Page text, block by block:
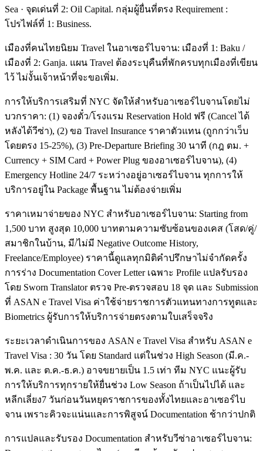
Sea · จุดเด่นที่ 2: Oil Capital. กลุ่มผู้ยื่นที่ตรง Requirement :
โปรไฟล์ที่ 1: Business.
เมืองที่คนไทยนิยม Travel ในอาเซอร์ไบจาน: เมืองที่ 1: Baku /
เมืองที่ 2: Ganja. แผน Travel ต้องระบุคืนที่พักครบทุกเมืองที่เขียน
ไว้ ไม่งั้นเจ้าหน้าที่จะขอเพิ่ม.
การให้บริการเสริมที่ NYC จัดให้สำหรับอาเซอร์ไบจานโดยไม่
บวกราคา: (1) จองตั๋ว/โรงแรม Reservation Hold ฟรี (Cancel ได้
หลังได้วีซ่า), (2) ขอ Travel Insurance ราคาตัวแทน (ถูกกว่าเว็บ
โดยตรง 15-25%), (3) Pre-Departure Briefing 30 นาที (กฎ ตม. +
Currency + SIM Card + Power Plug ของอาเซอร์ไบจาน), (4)
Emergency Hotline 24/7 ระหว่างอยู่อาเซอร์ไบจาน ทุกการให้
บริการอยู่ใน Package พื้นฐาน ไม่ต้องจ่ายเพิ่ม
ราคาเหมาจ่ายของ NYC สำหรับอาเซอร์ไบจาน: Starting from
1,500 บาท สูงสุด 10,000 บาทตามความซับซ้อนของเคส (โสด/คู่/
สมาชิกในบ้าน, มี/ไม่มี Negative Outcome History,
Freelance/Employee) ราคานี้ดูแลทุกมิติคำปรึกษาไม่จำกัดครั้ง
การร่าง Documentation Cover Letter เฉพาะ Profile แปลรับรอง
โดย Sworn Translator ตรวจ Pre-ตรวจสอบ 18 จุด และ Submission
ที่ ASAN e Travel Visa ค่าใช้จ่ายราชการตัวแทนทางการทูตและ
Biometrics ผู้รับการให้บริการจ่ายตรงตามใบเสร็จจริง
ระยะเวลาดำเนินการของ ASAN e Travel Visa สำหรับ ASAN e
Travel Visa : 30 วัน โดย Standard แต่ในช่วง High Season (มี.ค.-
พ.ค. และ ต.ค.-ธ.ค.) อาจขยายเป็น 1.5 เท่า ทีม NYC แนะผู้รับ
การให้บริการทุกรายให้ยื่นช่วง Low Season ถ้าเป็นไปได้ และ
หลีกเลี่ยง7 วันก่อนวันหยุดราชการของทั้งไทยและอาเซอร์ไบ
จาน เพราะคิวจะแน่นและการพิสูจน์ Documentation ช้ากว่าปกติ
การแปลและรับรอง Documentation สำหรับวีซ่าอาเซอร์ไบจาน: